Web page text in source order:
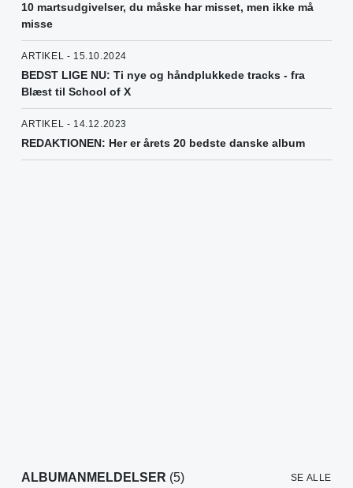
10 martsudgivelser, du måske har misset, men ikke må
misse
ARTIKEL - 15.10.2024
BEDST LIGE NU: Ti nye og håndplukkede tracks - fra
Blæst til School of X
ARTIKEL - 14.12.2023
REDAKTIONEN: Her er årets 20 bedste danske album
ALBUMANMELDELSER (5) SE ALLE